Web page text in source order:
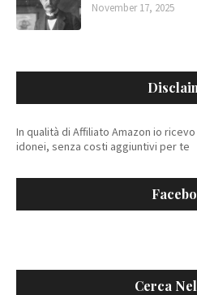
November 17, 2025
In qualità di Affiliato Amazon io
idonei, senza costi aggiuntivi per te
Cerca